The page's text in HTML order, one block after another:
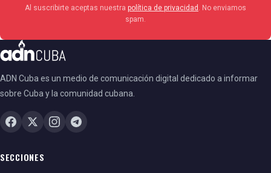
Al suscribirte aceptas nuestra política de privacidad
. No enviamos
spam.
ADN Cuba es un medio de comunicación digital dedicado a informar
sobre Cuba y la comunidad cubana.
SECCIONES